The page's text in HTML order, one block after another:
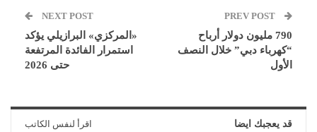
790 مليون دولار أرباح
“كهرباء دبي” خلال النصف
الأول
NEXT POST
«المركزي» البرازيلي يؤكد
استمرار الفائدة المرتفعة
حتى 2026
قد يعجبك ايضا اقرأ لنفس الكاتب